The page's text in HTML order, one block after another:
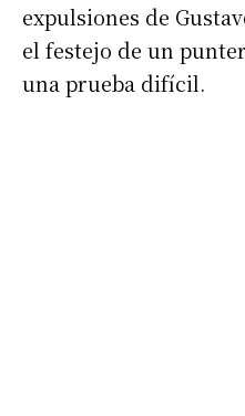
expulsiones de
el festejo de un
una prueba difícil.